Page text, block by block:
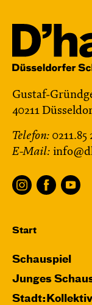
Gustaf-
40211
Telefon: 0211.85
E-Mail:
Start
Schauspiel
Junges
Stadt:Kollektiv